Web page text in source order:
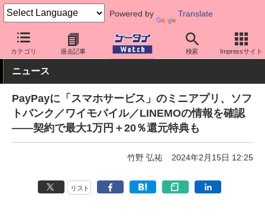
Powered by Translate
カテゴリ 過去記事 検索 Impressサイト
ケータイ Watch キャリア ソフトバンク アプリ・サービス
ニュース
PayPayに「スマホサービス」のミニアプリ、ソフ
トバンク／ワイモバイル／LINEMOの情報を確認
――契約で最大1万円＋20％還元特典も
竹野 弘祐 2024年2月15日 12:25
リスト